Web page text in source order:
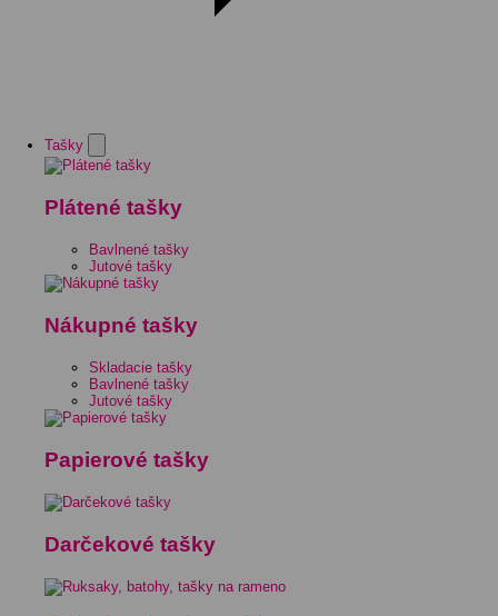
Tašky
Plátené tašky
Bavlnené tašky
Jutové tašky
Nákupné tašky
Skladacie tašky
Bavlnené tašky
Jutové tašky
Papierové tašky
Darčekové tašky